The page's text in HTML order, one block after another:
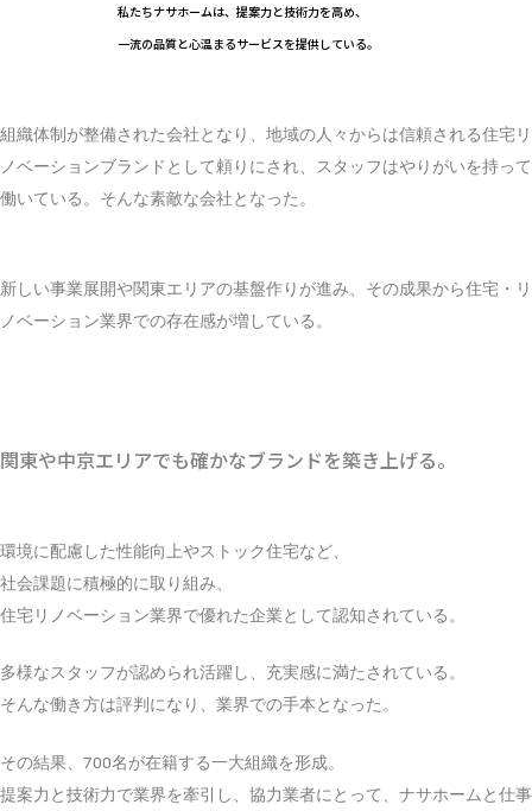
私たちナサホームは、提案力と技術力を高め、
一流の品質と心温まるサービスを提供している。
組織体制が整備された会社となり、地域の人々からは信頼される住宅リ
ノベーションブランドとして頼りにされ、スタッフはやりがいを持って
働いている。そんな素敵な会社となった。
新しい事業展開や関東エリアの基盤作りが進み、その成果から住宅・リ
ノベーション業界での存在感が増している。
関東や中京エリアでも確かなブランドを築き上げる。
環境に配慮した性能向上やストック住宅など、
社会課題に積極的に取り組み、
住宅リノベーション業界で優れた企業として認知されている。
多様なスタッフが認められ活躍し、充実感に満たされている。
そんな働き方は評判になり、業界での手本となった。
その結果、700名が在籍する一大組織を形成。
提案力と技術力で業界を牽引し、協力業者にとって、ナサホームと仕事